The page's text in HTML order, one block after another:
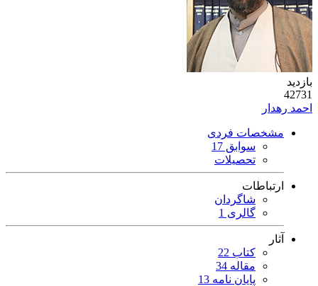
بازدید
42731
احمد رهدار
مشخصات فردی
سوابق 17
تحصیلات
ارتباطات
شاگردان
گالری 1
آثار
کتاب 22
مقاله 34
پایان نامه 13